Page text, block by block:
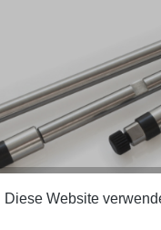
Diese Website